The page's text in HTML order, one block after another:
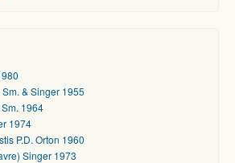
& Singer 1955
1964
1974
P.D. Orton 1960
Singer 1973